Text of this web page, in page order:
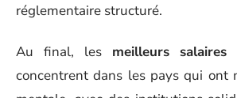
réglementaire structuré.
Au final, les meilleurs salaires
concentrent dans les pays qui ont